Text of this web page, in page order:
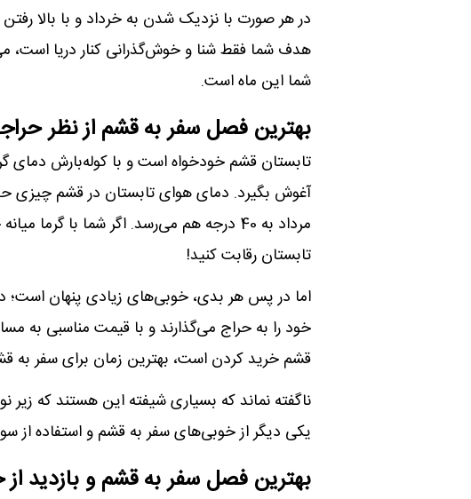
در هر صورت با نزدیک‌ شدن به خرداد و با بالا
هدف شما فقط شنا و خوش‌گذرانی کنار دریا است،
شما این ماه است.
بهترین فصل سفر به قشم از نظر
تابستان قشم خودخواه است و با کوله‌بارش دمای
مرداد به 40 درجه هم می‌رسد. اگر شما با
تابستان رقابت کنید!
اما در پس هر بدی، خوبی‌های زیادی پنهان است؛
خود را به حراج می‌گذارند و با قیمت مناسبی به
قشم خرید کردن است، بهترین زمان برای سفر به
ناگفته نماند که بسیاری شیفته این هستند که زیر
یکی دیگر از خوبی‌های سفر به قشم و استفاده از
بهترین فصل سفر به قشم و بازدید